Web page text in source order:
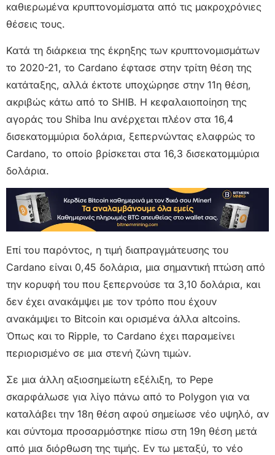
καθιερωμένα κρυπτονομίσματα από τις μακροχρόνιες
θέσεις τους.
Κατά τη διάρκεια της έκρηξης των κρυπτονομισμάτων
το 2020-21, το Cardano έφτασε στην τρίτη θέση της
κατάταξης, αλλά έκτοτε υποχώρησε στην 11η θέση,
ακριβώς κάτω από το SHIB. Η κεφαλαιοποίηση της
αγοράς του Shiba Inu ανέρχεται πλέον στα 16,4
δισεκατομμύρια δολάρια, ξεπερνώντας ελαφρώς το
Cardano, το οποίο βρίσκεται στα 16,3 δισεκατομμύρια
δολάρια.
Επί του παρόντος, η τιμή διαπραγμάτευσης του
Cardano είναι 0,45 δολάρια, μια σημαντική πτώση από
την κορυφή του που ξεπερνούσε τα 3,10 δολάρια, και
δεν έχει ανακάμψει με τον τρόπο που έχουν
ανακάμψει το Bitcoin και ορισμένα άλλα altcoins.
Όπως και το Ripple, το Cardano έχει παραμείνει
περιορισμένο σε μια στενή ζώνη τιμών.
Σε μια άλλη αξιοσημείωτη εξέλιξη, το Pepe
σκαρφάλωσε για λίγο πάνω από το Polygon για να
καταλάβει την 18η θέση αφού σημείωσε νέο υψηλό, αν
και σύντομα προσαρμόστηκε πίσω στη 19η θέση μετά
από μια διόρθωση της τιμής. Εν τω μεταξύ, το νέο